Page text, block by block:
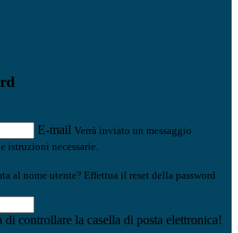
E-mail Verrà inviato un messaggio
istruzioni necessarie.
al nome utente? Effettua il reset della password
controllare la casella di posta elettronica!